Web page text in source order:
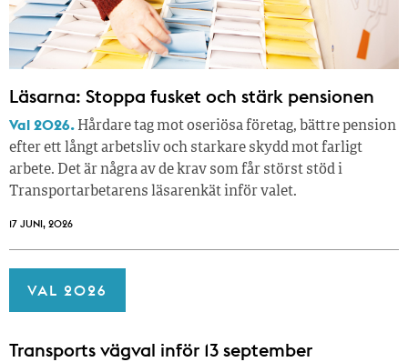
Läsarna: Stoppa fusket och stärk pensionen
Val 2026. Hårdare tag mot oseriösa företag, bättre pension
efter ett långt arbetsliv och starkare skydd mot farligt
arbete. Det är några av de krav som får störst stöd i
Transportarbetarens läsar­enkät inför valet.
17 JUNI, 2026
VAL 2026
Transports vägval inför 13 september